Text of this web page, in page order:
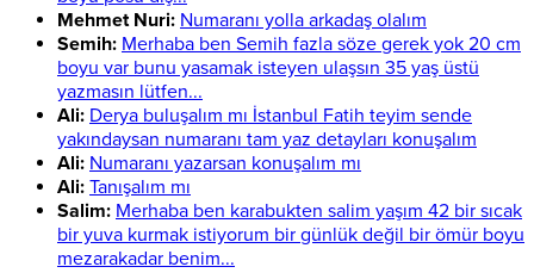
Mehmet Nuri: Numaranı yolla arkadaş olalım
Semih: Merhaba ben Semih fazla söze gerek yok 20 cm
boyu var bunu yasamak isteyen ulaşsın 35 yaş üstü
yazmasın lütfen...
Ali: Derya buluşalım mı İstanbul Fatih teyim sende
yakındaysan numaranı tam yaz detayları konuşalım
Ali: Numaranı yazarsan konuşalım mı
Ali: Tanışalım mı
Salim: Merhaba ben karabukten salim yaşım 42 bir sıcak
bir yuva kurmak istiyorum bir günlük değil bir ömür boyu
mezarakadar benim...